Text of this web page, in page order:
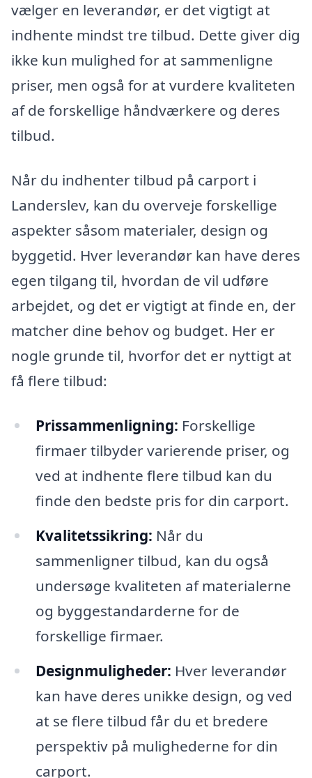
vælger en leverandør, er det vigtigt at
indhente mindst tre tilbud. Dette giver dig
ikke kun mulighed for at sammenligne
priser, men også for at vurdere kvaliteten
af de forskellige håndværkere og deres
tilbud.
Når du indhenter tilbud på carport i
Landerslev, kan du overveje forskellige
aspekter såsom materialer, design og
byggetid. Hver leverandør kan have deres
egen tilgang til, hvordan de vil udføre
arbejdet, og det er vigtigt at finde en, der
matcher dine behov og budget. Her er
nogle grunde til, hvorfor det er nyttigt at
få flere tilbud:
Prissammenligning: Forskellige
firmaer tilbyder varierende priser, og
ved at indhente flere tilbud kan du
finde den bedste pris for din carport.
Kvalitetssikring: Når du
sammenligner tilbud, kan du også
undersøge kvaliteten af materialerne
og byggestandarderne for de
forskellige firmaer.
Designmuligheder: Hver leverandør
kan have deres unikke design, og ved
at se flere tilbud får du et bredere
perspektiv på mulighederne for din
carport.